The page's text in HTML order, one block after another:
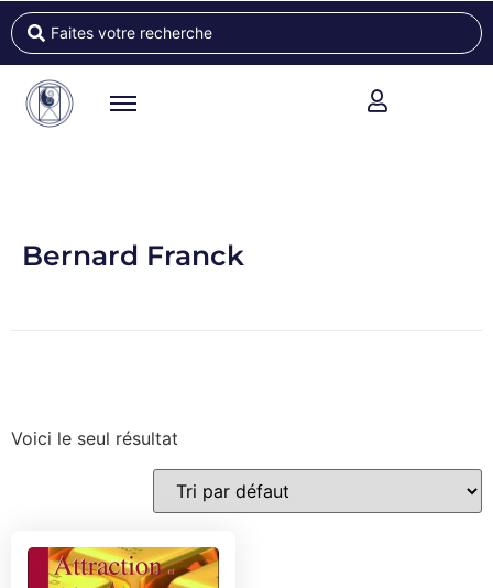
Bernard Franck
Voici le seul résultat